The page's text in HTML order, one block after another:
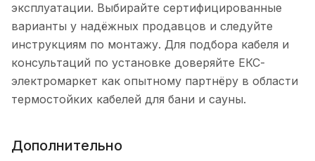
эксплуатации. Выбирайте сертифицированные
варианты у надёжных продавцов и следуйте
инструкциям по монтажу. Для подбора кабеля и
консультаций по установке доверяйте ЕКС-
электромаркет как опытному партнёру в области
термостойких кабелей для бани и сауны.
Дополнительно